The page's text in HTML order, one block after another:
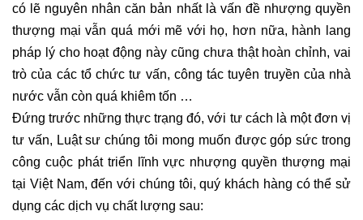
có lẽ nguyên nhân căn bản nhất là vấn đề nhượng quyền
thượng mại vẫn quá mới mẽ với họ, hơn nữa, hành lang
pháp lý cho hoạt động này cũng chưa thật hoàn chỉnh, vai
trò của các tổ chức tư vấn, công tác tuyên truyền của nhà
nước vẫn còn quá khiêm tốn …
Đứng trước những thực trạng đó, với tư cách là một đơn vị
tư vấn, Luật sư chúng tôi mong muốn được góp sức trong
công cuộc phát triển lĩnh vực nhượng quyền thượng mại
tại Việt Nam, đến với chúng tôi, quý khách hàng có thể sử
dụng các dịch vụ chất lượng sau: